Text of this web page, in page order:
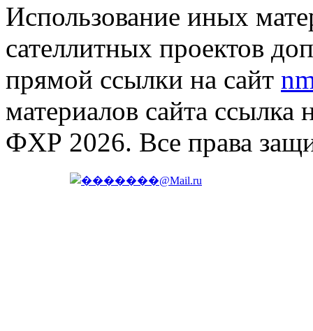
Использование иных
сателлитных проектов
прямой ссылки на сайт
материалов сайта ссылка
ФХР 2026. Все права